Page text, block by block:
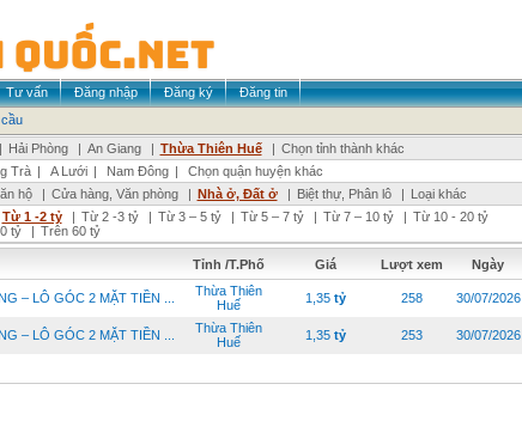
Tư vấn Đăng nhập Đăng ký
Đăng tin
| Hải Phòng | An Giang | Thừa Thiên Huế | Chọn tỉnh thành khác
Trà | A Lưới | Nam Đông |
Chọn quận huyện khác
hộ | Cửa hàng, Văn phòng | Nhà ở, Đất ở | Biệt thự, Phân lô | Loại khác
Từ 1 -2 tỷ | Từ 2 -3 tỷ | Từ 3 – 5 tỷ | Từ 5 – 7 tỷ | Từ 7 – 10 tỷ | Từ 10 - 20 tỷ
tỷ | Trên 60 tỷ
Tỉnh /T.Phố Giá Lượt xem Ngày
– LÔ GÓC 2 MẶT TIỀN ...
Thừa Thiên
Huế
1,35 tỷ 258 30/07/2026
– LÔ GÓC 2 MẶT TIỀN ...
Thừa Thiên
Huế
1,35 tỷ 253 30/07/2026